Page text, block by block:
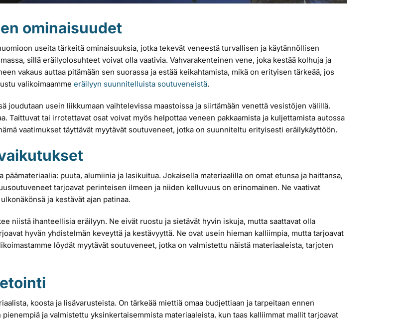
ominaisuudet
useita tärkeitä ominaisuuksia, jotka tekevät veneestä turvallisen ja käytännöllisen
sillä eräilyolosuhteet voivat olla vaativia. Vahvarakenteinen vene, joka kestää kolhuja ja
vakaus auttaa pitämään sen suorassa ja estää keikahtamista, mikä on erityisen tärkeää, jos
valikoimaamme eräilyyn suunnitelluista soutuveneistä.
joudutaan usein liikkumaan vaihtelevissa maastoissa ja siirtämään venettä vesistöjen välillä.
Taittuvat tai irrotettavat osat voivat myös helpottaa veneen pakkaamista ja kuljettamista autossa
vaatimukset täyttävät myytävät soutuveneet, jotka on suunniteltu erityisesti eräilykäyttöön.
puuta, alumiinia ja lasikuitua. Jokaisella materiaalilla on omat etunsa ja haittansa,
tarjoavat perinteisen ilmeen ja niiden kelluvuus on erinomainen. Ne vaativat
ja kestävät ajan patinaa.
niistä ihanteellisia eräilyyn. Ne eivät ruostu ja sietävät hyvin iskuja, mutta saattavat olla
hyvän yhdistelmän keveyttä ja kestävyyttä. Ne ovat usein hieman kalliimpia, mutta tarjoavat
löydät myytävät soutuveneet, jotka on valmistettu näistä materiaaleista, tarjoten
koosta ja lisävarusteista. On tärkeää miettiä omaa budjettiaan ja tarpeitaan ennen
ja valmistettu yksinkertaisemmista materiaaleista, kun taas kalliimmat mallit tarjoavat